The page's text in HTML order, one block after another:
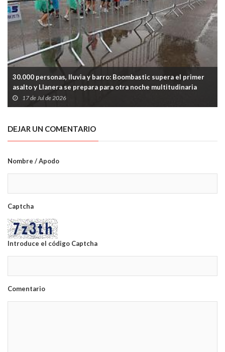
30.000 personas, lluvia y barro: Boombastic supera el primer
asalto y Llanera se prepara para otra noche multitudinaria
17 de Jul de 2026
DEJAR UN COMENTARIO
Nombre / Apodo
Captcha
Introduce el código Captcha
Comentario